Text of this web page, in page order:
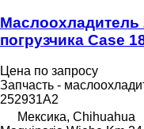
Маслоохладитель
погрузчика Case
Цена по запросу
Запчасть -
252931A2
Мексика, Chihuahua